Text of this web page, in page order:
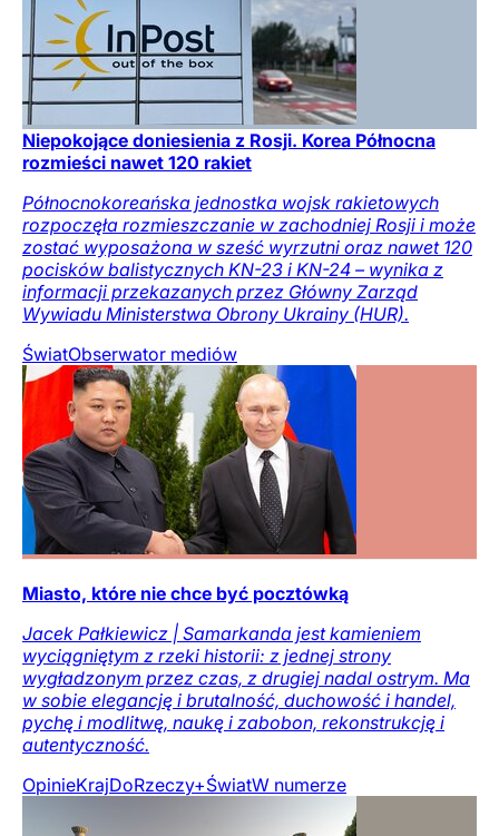
Niepokojące doniesienia z Rosji. Korea Północna
rozmieści nawet 120 rakiet
Północnokoreańska jednostka wojsk rakietowych
rozpoczęła rozmieszczanie w zachodniej Rosji i może
zostać wyposażona w sześć wyrzutni oraz nawet 120
pocisków balistycznych KN-23 i KN-24 – wynika z
informacji przekazanych przez Główny Zarząd
Wywiadu Ministerstwa Obrony Ukrainy (HUR).
ŚwiatObserwator mediów
Miasto, które nie chce być pocztówką
Jacek Pałkiewicz | Samarkanda jest kamieniem
wyciągniętym z rzeki historii: z jednej strony
wygładzonym przez czas, z drugiej nadal ostrym. Ma
w sobie elegancję i brutalność, duchowość i handel,
pychę i modlitwę, naukę i zabobon, rekonstrukcję i
autentyczność.
OpinieKrajDoRzeczy+ŚwiatW numerze